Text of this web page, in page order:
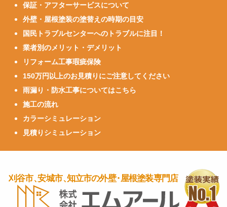
保証・アフターサービスについて
外壁・屋根塗装の塗替えの時期の目安
国民トラブルセンターへのトラブルに注目！
業者別のメリット・デメリット
リフォーム工事瑕疵保険
150万円以上のお見積りにご注意してください
雨漏り・防水工事についてはこちら
施工の流れ
カラーシミュレーション
見積りシミュレーション